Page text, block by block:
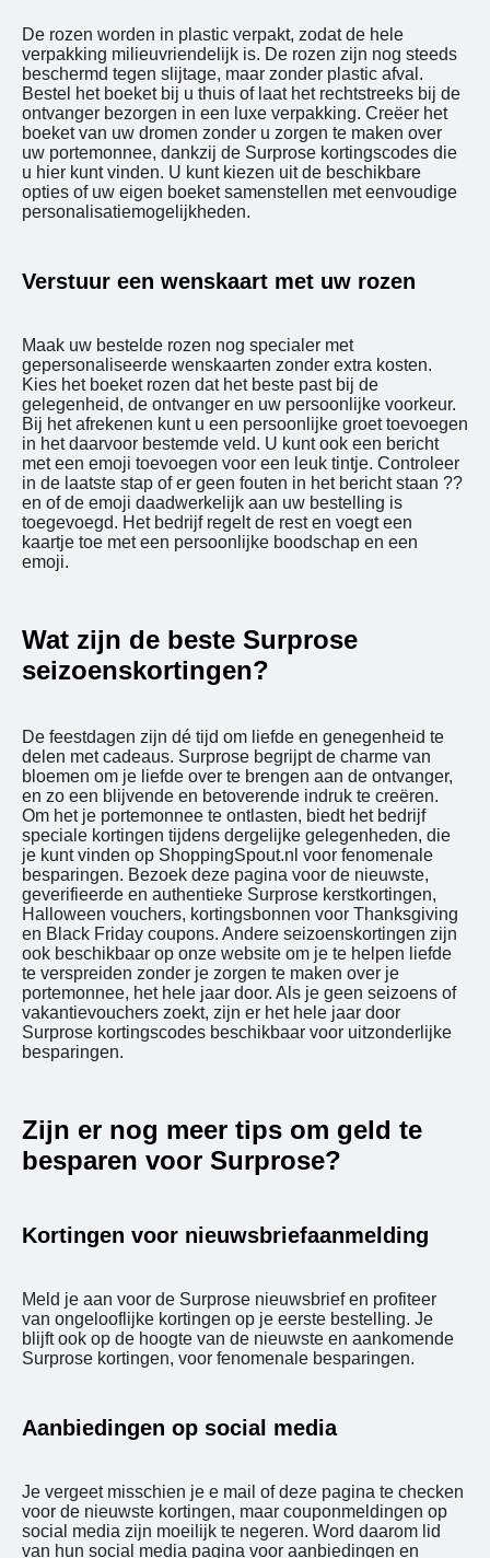
De rozen worden in plastic verpakt, zodat de hele
verpakking milieuvriendelijk is. De rozen zijn nog steeds
beschermd tegen slijtage, maar zonder plastic afval.
Bestel het boeket bij u thuis of laat het rechtstreeks bij de
ontvanger bezorgen in een luxe verpakking. Creëer het
boeket van uw dromen zonder u zorgen te maken over
uw portemonnee, dankzij de Surprose kortingscodes die
u hier kunt vinden. U kunt kiezen uit de beschikbare
opties of uw eigen boeket samenstellen met eenvoudige
personalisatiemogelijkheden.
Verstuur een wenskaart met uw rozen
Maak uw bestelde rozen nog specialer met
gepersonaliseerde wenskaarten zonder extra kosten.
Kies het boeket rozen dat het beste past bij de
gelegenheid, de ontvanger en uw persoonlijke voorkeur.
Bij het afrekenen kunt u een persoonlijke groet toevoegen
in het daarvoor bestemde veld. U kunt ook een bericht
met een emoji toevoegen voor een leuk tintje. Controleer
in de laatste stap of er geen fouten in het bericht staan ??
en of de emoji daadwerkelijk aan uw bestelling is
toegevoegd. Het bedrijf regelt de rest en voegt een
kaartje toe met een persoonlijke boodschap en een
emoji.
Wat zijn de beste Surprose
seizoenskortingen?
De feestdagen zijn dé tijd om liefde en genegenheid te
delen met cadeaus. Surprose begrijpt de charme van
bloemen om je liefde over te brengen aan de ontvanger,
en zo een blijvende en betoverende indruk te creëren.
Om het je portemonnee te ontlasten, biedt het bedrijf
speciale kortingen tijdens dergelijke gelegenheden, die
je kunt vinden op ShoppingSpout.nl voor fenomenale
besparingen. Bezoek deze pagina voor de nieuwste,
geverifieerde en authentieke Surprose kerstkortingen,
Halloween vouchers, kortingsbonnen voor Thanksgiving
en Black Friday coupons. Andere seizoenskortingen zijn
ook beschikbaar op onze website om je te helpen liefde
te verspreiden zonder je zorgen te maken over je
portemonnee, het hele jaar door. Als je geen seizoens of
vakantievouchers zoekt, zijn er het hele jaar door
Surprose kortingscodes beschikbaar voor uitzonderlijke
besparingen.
Zijn er nog meer tips om geld te
besparen voor Surprose?
Kortingen voor nieuwsbriefaanmelding
Meld je aan voor de Surprose nieuwsbrief en profiteer
van ongelooflijke kortingen op je eerste bestelling. Je
blijft ook op de hoogte van de nieuwste en aankomende
Surprose kortingen, voor fenomenale besparingen.
Aanbiedingen op social media
Je vergeet misschien je e mail of deze pagina te checken
voor de nieuwste kortingen, maar couponmeldingen op
social media zijn moeilijk te negeren. Word daarom lid
van hun social media pagina voor aanbiedingen en